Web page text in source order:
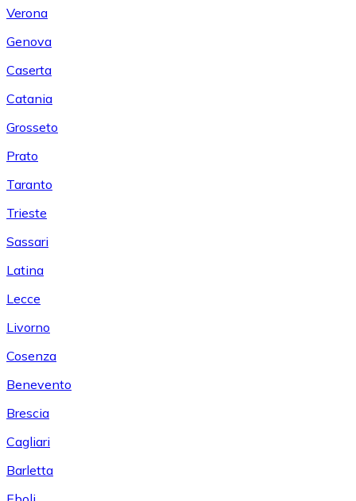
Verona
Genova
Caserta
Catania
Grosseto
Prato
Taranto
Trieste
Sassari
Latina
Lecce
Livorno
Cosenza
Benevento
Brescia
Cagliari
Barletta